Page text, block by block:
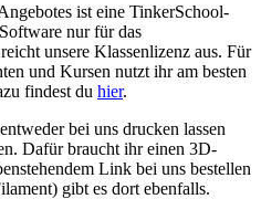
ist eine TinkerSchool-
nur für das
unsere Klassenlizenz aus. Für
und Kursen nutzt ihr am besten
findest du hier.
bei uns drucken lassen
Dafür braucht ihr einen 3D-
Link bei uns bestellen
gibt es dort ebenfalls.